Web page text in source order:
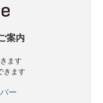
案内
ます
きます
ー